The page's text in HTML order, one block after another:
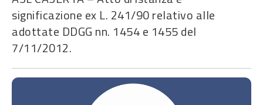
significazione ex L. 241/90 relativo alle
adottate DDGG nn. 1454 e 1455 del
7/11/2012.